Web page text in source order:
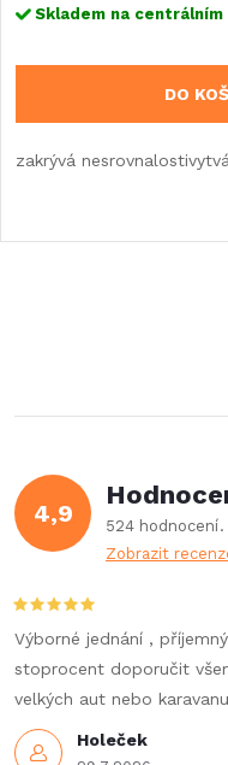
Skladem na centrálním
DO
zakrývá
4,9
524 hodnocení
Zobrazit
Holeček
Výborné jednání ,
stoprocent doporučit
velkých aut nebo